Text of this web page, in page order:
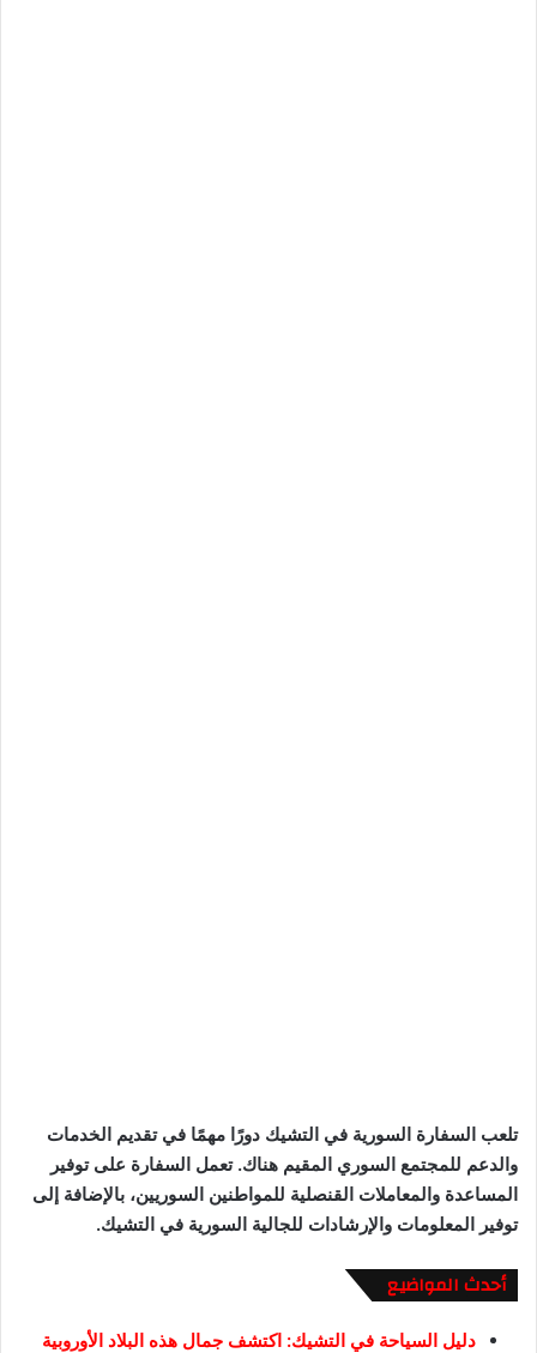
تلعب السفارة السورية في التشيك دورًا مهمًا في تقديم الخدمات
والدعم للمجتمع السوري المقيم هناك. تعمل السفارة على توفير
المساعدة والمعاملات القنصلية للمواطنين السوريين، بالإضافة إلى
توفير المعلومات والإرشادات للجالية السورية في التشيك.
أحدث المواضيع
دليل السياحة في التشيك: اكتشف جمال هذه البلاد الأوروبية